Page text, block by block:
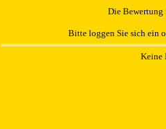
Die
Bitte loggen Sie sich ein
Keine